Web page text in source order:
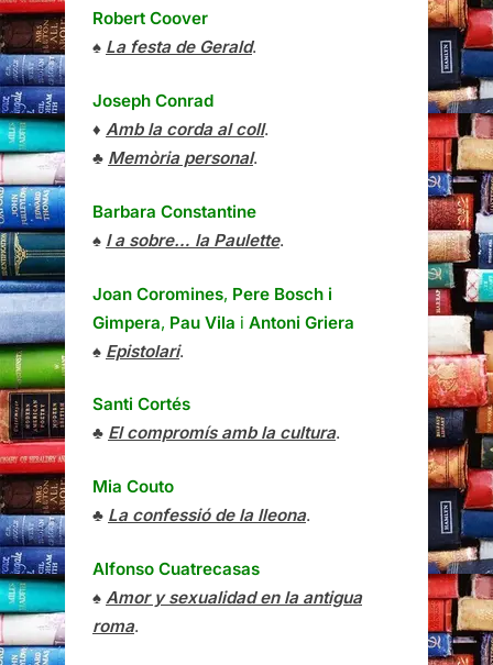
Robert Coover
♠ La festa de Gerald.
Joseph Conrad
♦ Amb la corda al coll.
♣ Memòria personal.
Barbara Constantine
♠ I a sobre… la Paulette.
Joan Coromines, Pere Bosch i
Gimpera, Pau Vila i Antoni Griera
♠ Epistolari.
Santi Cortés
♣ El compromís amb la cultura.
Mia Couto
♣ La confessió de la lleona.
Alfonso Cuatrecasas
♠ Amor y sexualidad en la antigua
roma.